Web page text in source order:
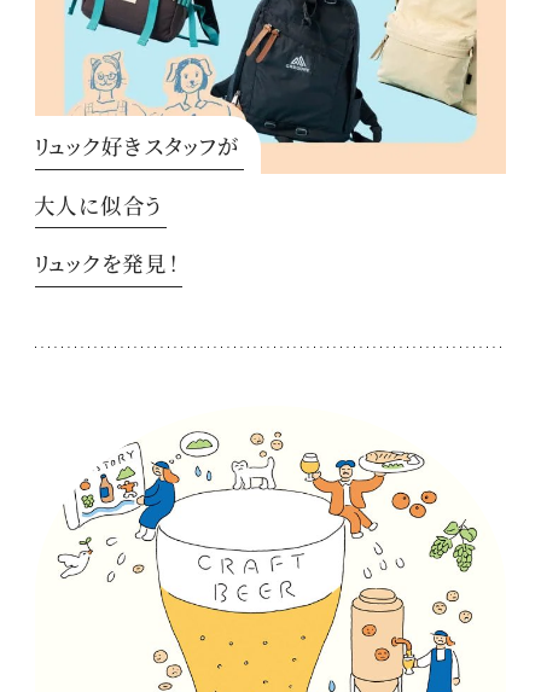
リュック好きスタッフが
大人に似合う
リュックを発見！